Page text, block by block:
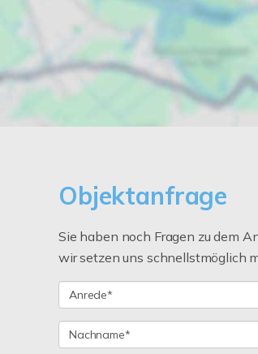
Objektanfrage
Sie haben noch Fragen zu dem
wir setzen uns schnellstmöglich